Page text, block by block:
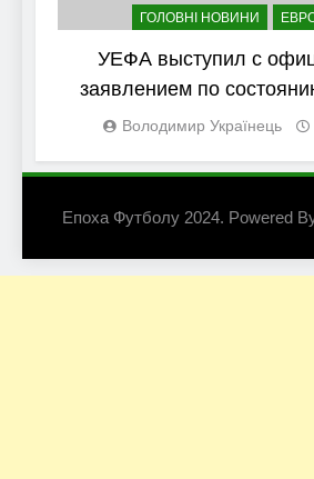
ГОЛОВНІ НОВИНИ
УЕФА выступил с
заявлением по
Кристиана
Володимир Українець
Епоха Футболу 2024. Powered